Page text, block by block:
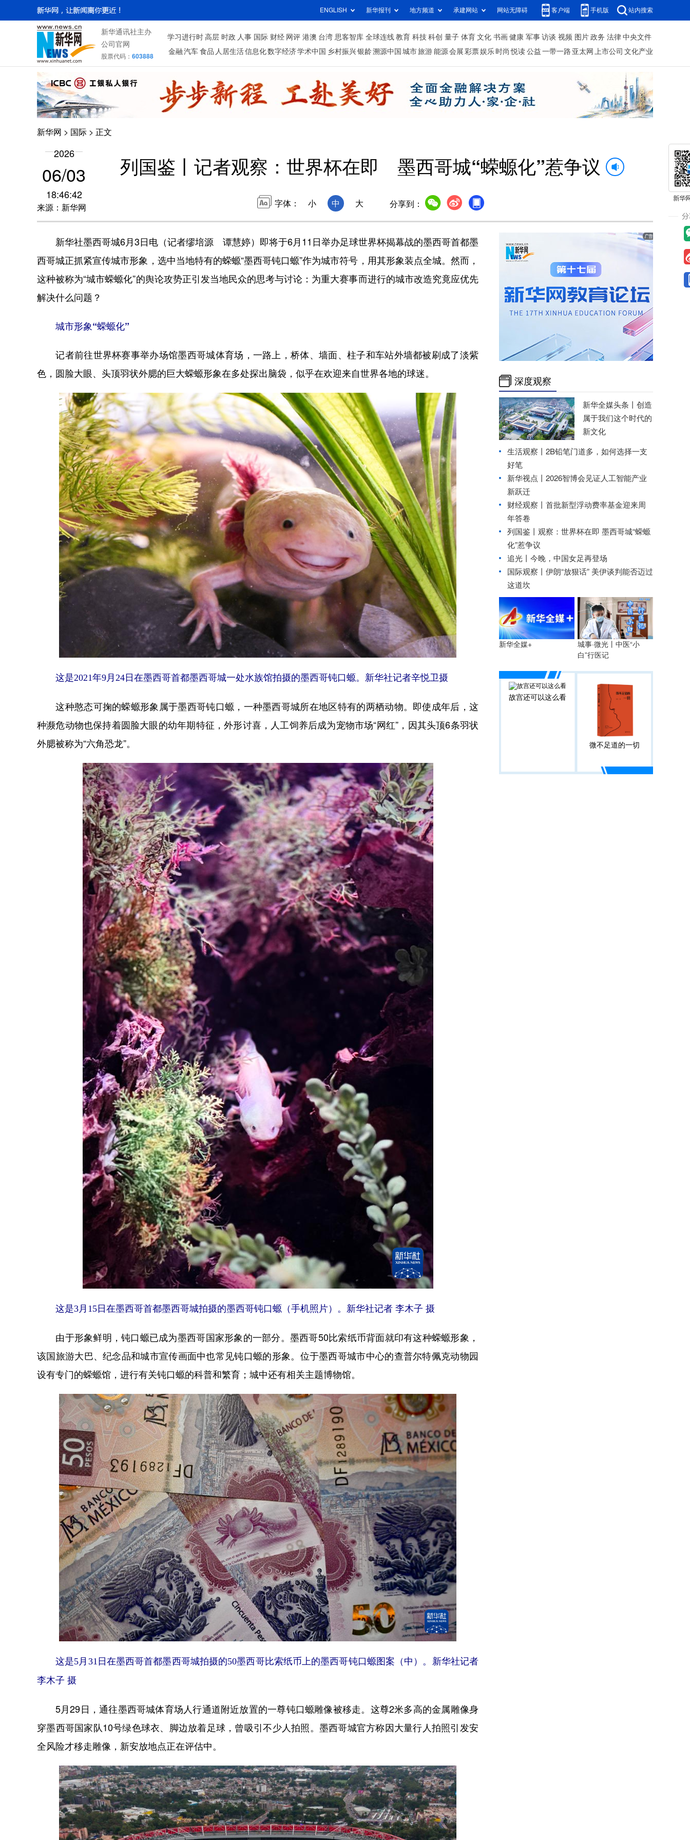
ENGLISH 新华报刊 地方频道 承建网站 网站无障碍 客户端 手机版 站内搜索
新华通讯社主办
公司官网
股票代码： 603888
学习进行时 高层 时政 人事 国际 财经 网评 港澳 台湾 思客智库 全球连线 教育 科技 科创 量子 体育 文化 书画 健康 军事 访谈 视频 图片 政务 法律 中央文件
金融 汽车 食品 人居生活信息化数字经济学术中国 乡村振兴银龄溯源中国 城市旅游 能源 会展 彩票娱乐 时尚 悦读 公益 一带一路 亚太网 上市公司 文化产业
新华网 > 国际 > 正文
2026
06/03
18:46:42
来源：新华网
列国鉴丨记者观察：世界杯在即 墨西哥城“蝾螈化”惹争议
字体： 小 中 大 分享到：
新华社墨西哥城6月3日电（记者缪培源 谭慧婷）即将于6月11日举办足球世界杯揭幕战的墨西哥首都墨
西哥城正抓紧宣传城市形象，选中当地特有的蝾螈“墨西哥钝口螈”作为城市符号，用其形象装点全城。然而，
这种被称为“城市蝾螈化”的舆论攻势正引发当地民众的思考与讨论：为重大赛事而进行的城市改造究竟应优先
解决什么问题？
城市形象“蝾螈化”
记者前往世界杯赛事举办场馆墨西哥城体育场，一路上，桥体、墙面、柱子和车站外墙都被刷成了淡紫
色，圆脸大眼、头顶羽状外腮的巨大蝾螈形象在多处探出脑袋，似乎在欢迎来自世界各地的球迷。
这是2021年9月24日在墨西哥首都墨西哥城一处水族馆拍摄的墨西哥钝口螈。新华社记者辛悦卫摄
这种憨态可掬的蝾螈形象属于墨西哥钝口螈，一种墨西哥城所在地区特有的两栖动物。即使成年后，这
种濒危动物也保持着圆脸大眼的幼年期特征，外形讨喜，人工饲养后成为宠物市场“网红”，因其头顶6条羽状
外腮被称为“六角恐龙”。
这是3月15日在墨西哥首都墨西哥城拍摄的墨西哥钝口螈（手机照片）。新华社记者 李木子 摄
由于形象鲜明，钝口螈已成为墨西哥国家形象的一部分。墨西哥50比索纸币背面就印有这种蝾螈形象，
该国旅游大巴、纪念品和城市宣传画面中也常见钝口螈的形象。位于墨西哥城市中心的查普尔特佩克动物园
设有专门的蝾螈馆，进行有关钝口螈的科普和繁育；城中还有相关主题博物馆。
这是5月31日在墨西哥首都墨西哥城拍摄的50墨西哥比索纸币上的墨西哥钝口螈图案（中）。新华社记者
李木子 摄
5月29日，通往墨西哥城体育场人行通道附近放置的一尊钝口螈雕像被移走。这尊2米多高的金属雕像身
穿墨西哥国家队10号绿色球衣、脚边放着足球，曾吸引不少人拍照。墨西哥城官方称因大量行人拍照引发安
全风险才移走雕像，新安放地点正在评估中。
深度观察
新华全媒头条丨 创造
属于我们这个时代的
新文化
生活观察丨2B铅笔门道多，如何选择一支
好笔
新华视点丨 2026智博会见证人工智能产业
新跃迁
财经观察丨 首批新型浮动费率基金迎来周
年答卷
列国鉴丨观察：世界杯在即 墨西哥城“蝾螈
化”惹争议
追光丨 今晚，中国女足再登场
国际观察丨 伊朗“放狠话” 美伊谈判能否迈过
这道坎
新华全媒+
城事·微光丨中医“小
白”行医记
故宫还可以这么看
微不足道的一切